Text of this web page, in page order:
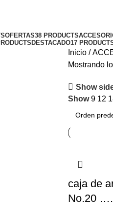
OFERTAS38 PRODUCTS
DESTACADO17
Inicio
Mostrando
Show
Show9 12
caja de
No.20